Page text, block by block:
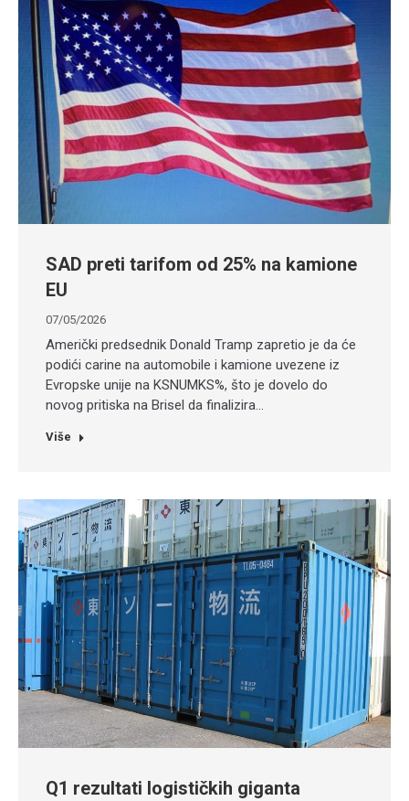
SAD preti tarifom od 25% na kamione
EU
07/05/2026
Američki predsednik Donald Tramp zapretio je da će
podići carine na automobile i kamione uvezene iz
Evropske unije na KSNUMKS%, što je dovelo do
novog pritiska na Brisel da finalizira…
Više
Q1 rezultati logističkih giganta